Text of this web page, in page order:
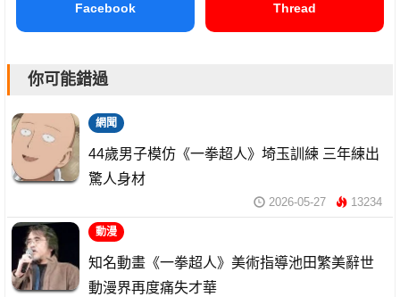
Facebook Thread
你可能錯過
網聞
44歲男子模仿《一拳超人》埼玉訓練 三年練出
驚人身材
2026-05-27 13234
動漫
知名動畫《一拳超人》美術指導池田繁美辭世
動漫界再度痛失才華